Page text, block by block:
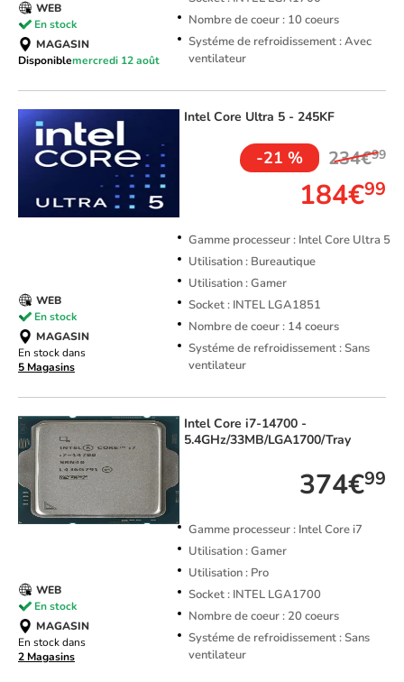
Nombre de coeur : 10 coeurs
Systéme de refroidissement : Avec
ventilateur
WEB
En stock
MAGASIN
Disponiblemercredi 12 août
IntelCore Ultra 5 - 245KF
-21 % 234€99
184€99
Gamme processeur : Intel Core Ultra 5
Utilisation : Bureautique
Utilisation : Gamer
Socket : INTEL LGA1851
Nombre de coeur : 14 coeurs
Systéme de refroidissement : Sans
ventilateur
WEB
En stock
MAGASIN
En stock dans
5 Magasins
IntelCore i7-14700 -
5.4GHz/33MB/LGA1700/Tray
374€99
Gamme processeur : Intel Core i7
Utilisation : Gamer
Utilisation : Pro
Socket : INTEL LGA1700
Nombre de coeur : 20 coeurs
Systéme de refroidissement : Sans
ventilateur
WEB
En stock
MAGASIN
En stock dans
2 Magasins